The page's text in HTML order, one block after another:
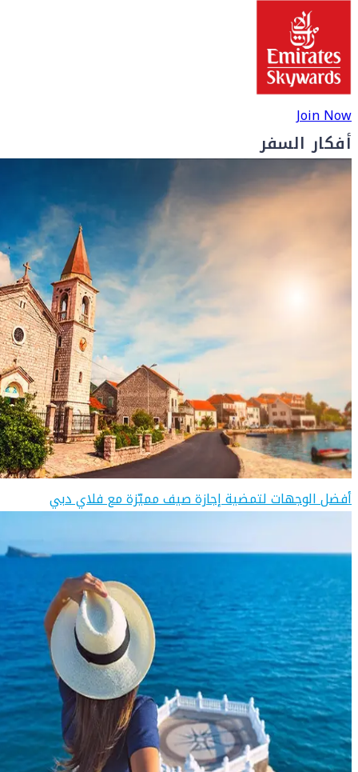
Join Now
أفكار السفر
أفضل الوجهات لتمضية إجازة صيف مميّزة مع فلاي دبي